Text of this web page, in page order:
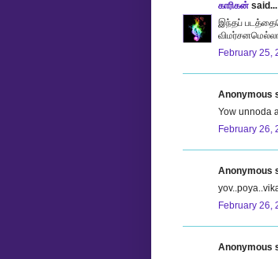
காரிகன் said...
இந்தப்
February 25,
Anonymous
Yow unnoda
February 26,
Anonymous
February 26,
Anonymous